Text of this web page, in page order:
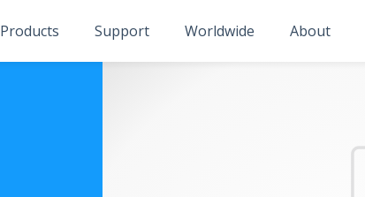
Products Support Worldwide About